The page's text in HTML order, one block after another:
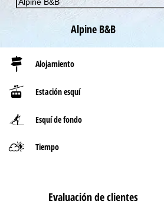
Alpine B&B
Alojamiento
Estación esquí
Esquí de fondo
Tiempo
Evaluación de clientes